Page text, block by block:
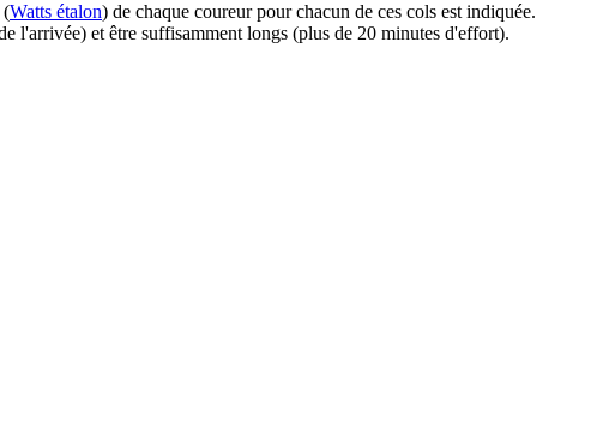
(Watts étalon) de chaque coureur pour chacun de ces cols est indiquée.
l'arrivée) et être suffisamment longs (plus de 20 minutes d'effort).